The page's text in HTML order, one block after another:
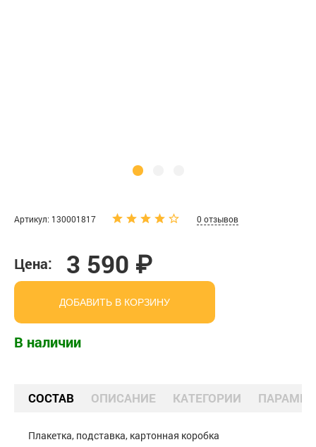
Артикул: 130001817 0 отзывов
Цена: 3 590 ₽
ДОБАВИТЬ В КОРЗИНУ
В наличии
СОСТАВ ОПИСАНИЕ КАТЕГОРИИ
Плакетка, подставка, картонная коробка